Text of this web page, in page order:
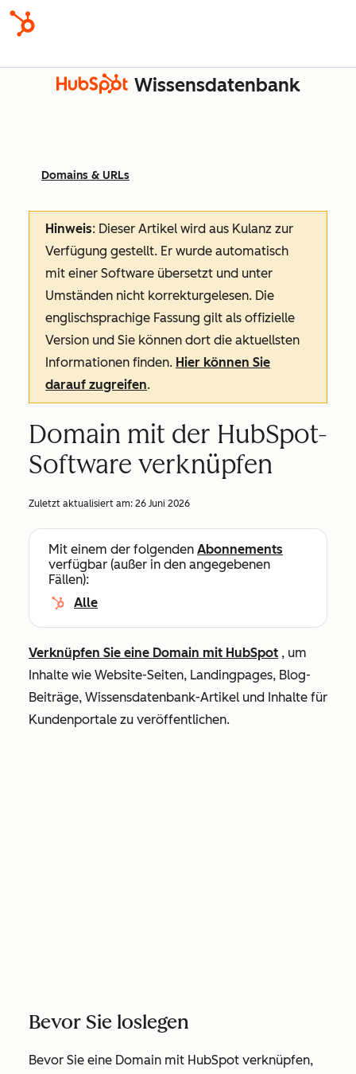
Wissensdatenbank
Domains & URLs
Hinweis: Dieser Artikel wird aus Kulanz zur
Verfügung gestellt. Er wurde automatisch
mit einer Software übersetzt und unter
Umständen nicht korrekturgelesen. Die
englischsprachige Fassung gilt als offizielle
Version und Sie können dort die aktuellsten
Informationen finden. Hier können Sie
darauf zugreifen.
Domain mit der HubSpot-
Software verknüpfen
Zuletzt aktualisiert am: 26 Juni 2026
Mit einem der folgenden Abonnements
verfügbar (außer in den angegebenen
Fällen):
Alle
Verknüpfen Sie eine Domain mit HubSpot , um
Inhalte wie Website-Seiten, Landingpages, Blog-
Beiträge, Wissensdatenbank-Artikel und Inhalte für
Kundenportale zu veröffentlichen.
Bevor Sie loslegen
Bevor Sie eine Domain mit HubSpot verknüpfen,